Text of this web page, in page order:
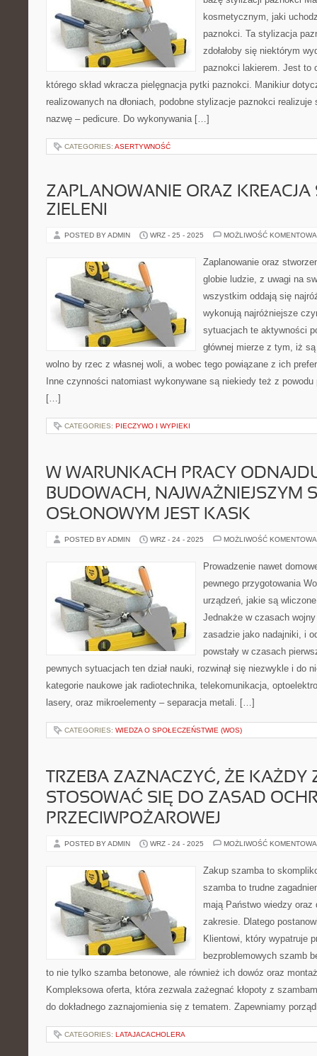
kosmetycznym, jaki
paznokci. Ta stylizacja
zdołałoby się niektórym
paznokci lakierem. Jest to
którego skład wkracza pielęgnacja pytki paznokci. Manikiur
realizowanych na dłoniach, podobne stylizacje paznokci
nazwę – pedicure. Do wykonywania […]
CATEGORIES: ASERTYWNOŚĆ
ZAPLANOWANIE ORAZ KREACJA
ZIELENI
POSTED BY ADMIN WRZ - 25 - 2025 MOŻLIWOŚĆ
Zaplanowanie oraz
globie ludzie, z uwagi na
wszystkim oddają się
wykonują najróżniejsze
sytuacjach te aktywności
głównej mierze z tym, iż
wolno by rzec z własnej woli, a wobec tego powiązane z ich
Inne czynności natomiast wykonywane są niekiedy też z
[…]
CATEGORIES: PIECZYWO I WYPIEKI
W WARUNKACH PRACY
BUDOWACH, NAJWAŻNIEJSZYM
OSŁONOWYM JEST KASK
POSTED BY ADMIN WRZ - 24 - 2025 MOŻLIWOŚĆ
Prowadzenie nawet
pewnego przygotowania
urządzeń, jakie są
Jednakże w czasach
zasadzie jako nadajniki, i
powstały w czasach
pewnych sytuacjach ten dział nauki, rozwinął się niezwykle i do
kategorie naukowe jak radiotechnika, telekomunikacja,
lasery, oraz mikroelementy – separacja metali. […]
CATEGORIES: WIEDZA O SPOŁECZEŃSTWIE (WOS)
TRZEBA ZAZNACZYĆ, ŻE KAŻDY
STOSOWAĆ SIĘ DO ZASAD
PRZECIWPOŻAROWEJ
POSTED BY ADMIN WRZ - 24 - 2025 MOŻLIWOŚĆ
Zakup szamba to
szamba to trudne
mają Państwo wiedzy oraz
zakresie. Dlatego
Klientowi, który wypatruje
bezproblemowych szamb
to nie tylko szamba betonowe, ale również ich dowóz oraz
Kompleksowa oferta, która zezwala zażegnać kłopoty z
do dokładnego zaznajomienia się z tematem. Zapewniamy
CATEGORIES: LATAJACACHOLERA